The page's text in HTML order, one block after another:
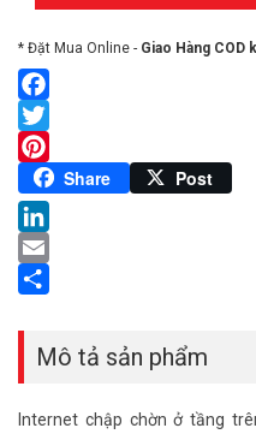
* Đặt Mua Online - Giao Hàng COD
Facebook
Twitter
Pinterest
Share Post
LinkedIn
Email
Mô tả sản phẩm
Internet chập chờn ở tầng